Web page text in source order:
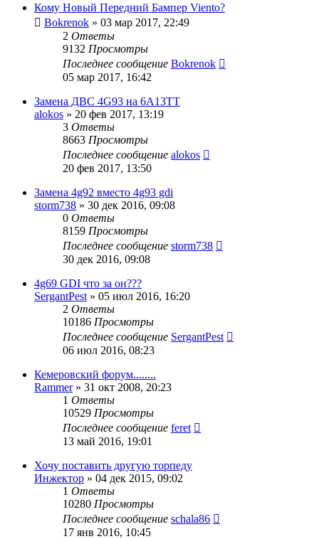
Кому Новый Передний Бампер Viento?
Bokrenok » 03 мар 2017, 22:49
2 Ответы
9132 Просмотры
Последнее сообщение Bokrenok
05 мар 2017, 16:42
Замена ДВС 4G93 на 6А13ТТ
alokos » 20 фев 2017, 13:19
3 Ответы
8663 Просмотры
Последнее сообщение alokos
20 фев 2017, 13:50
Замена 4g92 вместо 4g93 gdi
storm738 » 30 дек 2016, 09:08
0 Ответы
8159 Просмотры
Последнее сообщение storm738
30 дек 2016, 09:08
4g69 GDI что за он???
SergantPest » 05 июл 2016, 16:20
2 Ответы
10186 Просмотры
Последнее сообщение SergantPest
06 июл 2016, 08:23
Кемеровский форум........
Rammer» 31 окт 2008, 20:23
1 Ответы
10529 Просмотры
Последнее сообщение feret
13 май 2016, 19:01
Хочу поставить другую торпеду
Инжектор » 04 дек 2015, 09:02
1 Ответы
10280 Просмотры
Последнее сообщение schala86
17 янв 2016, 10:45